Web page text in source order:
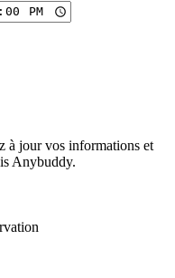
à jour vos informations et
Anybuddy.